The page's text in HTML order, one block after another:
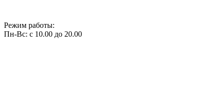
Режим работы:
Пн-Вс: с 10.00 до 20.00